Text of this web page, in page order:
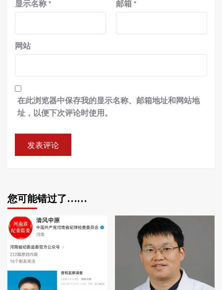
显示名称 * 邮箱 *
网站
在此浏览器中保存我的显示名称、邮箱地址和网站地
址，以便下次评论时使用。
您可能错过了……